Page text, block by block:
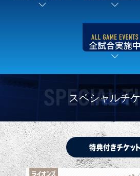
SPECIAL
スペシャルチ